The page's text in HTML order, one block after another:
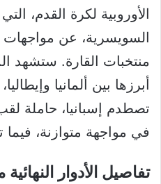
الأوروبية لكرة القدم،
السويسرية، عن مواجهات
منتخبات القارة. ستشهد
أبرزها بين ألمانيا
تصطدم إسبانيا، حاملة لقب
في مواجهة متوازنة، فيما
تفاصيل الأدوار